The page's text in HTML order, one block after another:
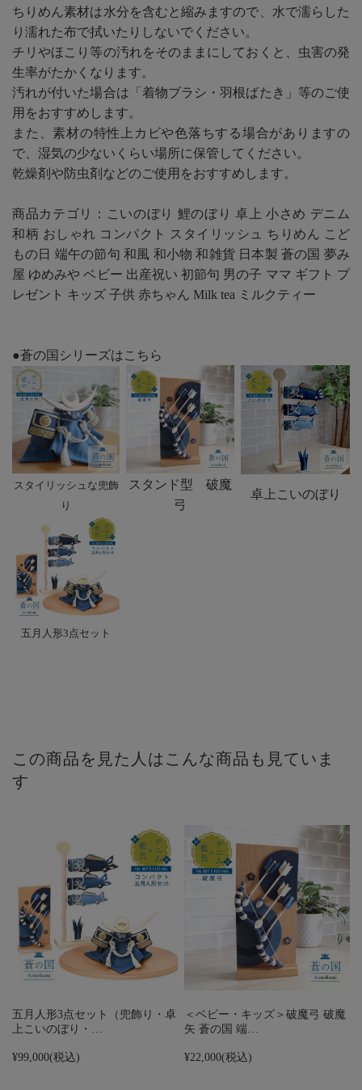
ちりめん素材は水分を含むと縮みますので、水で濡らした
り濡れた布で拭いたりしないでください。
チリやほこり等の汚れをそのままにしておくと、虫害の発
生率がたかくなります。
汚れが付いた場合は「着物ブラシ・羽根ばたき」等のご使
用をおすすめします。
また、素材の特性上カビや色落ちする場合がありますの
で、湿気の少ないくらい場所に保管してください。
乾燥剤や防虫剤などのご使用をおすすめします。
商品カテゴリ：こいのぼり 鯉のぼり 卓上 小さめ デニム
和柄 おしゃれ コンパクト スタイリッシュ ちりめん こど
もの日 端午の節句 和風 和小物 和雑貨 日本製 蒼の国 夢み
屋 ゆめみや ベビー 出産祝い 初節句 男の子 ママ ギフト プ
レゼント キッズ 子供 赤ちゃん Milk tea ミルクティー
●蒼の国シリーズはこちら
スタイリッシュな兜飾
り
スタンド型 破魔
弓
卓上こいのぼり
五月人形3点セット
この商品を見た人はこんな商品も見ていま
す
五月人形3点セット（兜飾り・卓
上こいのぼり・…
¥99,000(税込)
＜ベビー・キッズ＞破魔弓 破魔
矢 蒼の国 端…
¥22,000(税込)